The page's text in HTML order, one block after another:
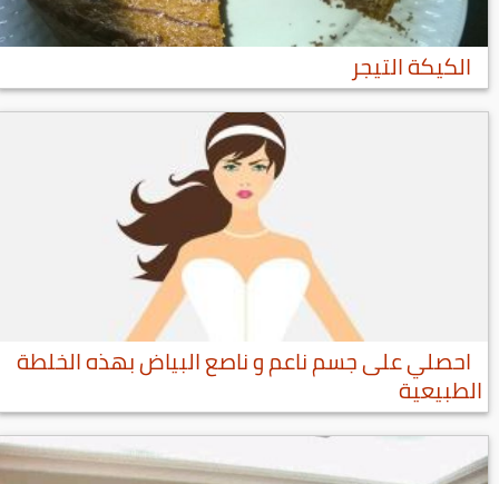
الكيكة التيجر
احصلي على جسم ناعم و ناصع البياض بهذه الخلطة
الطبيعية